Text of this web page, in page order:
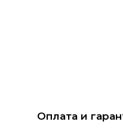
Оплата и